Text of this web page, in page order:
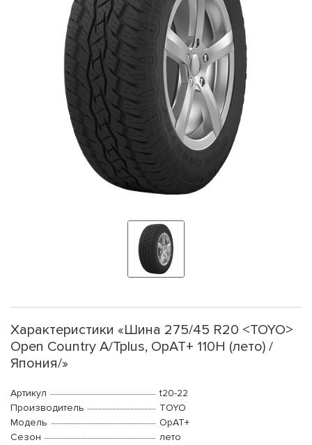
Характеристики «Шина 275/45 R20 <TOYO>
Open Country A/Tplus, OpAT+ 110H (лето) /
Япония/»
Артикул
t20-22
Производитель
TOYO
Модель
OpAT+
Сезон
лето